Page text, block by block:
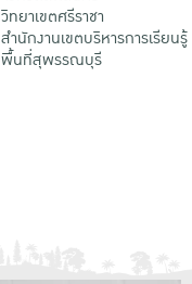
วิทยาเขตศรีราชา
สำนักงานเขตบริหารการเรียนรู้
พื้นที่สุพรรณบุรี